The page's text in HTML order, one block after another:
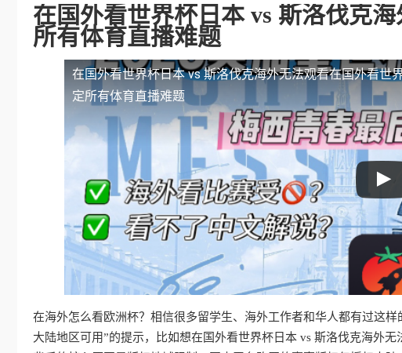
在国外看世界杯日本 vs 斯洛伐克
所有体育直播难题
在国外看世界杯日本 vs 斯洛伐克海外无法观看在国外看世
定所有体育直播难题
在海外怎么看欧洲杯？相信很多留学生、海外工作者和华人都有过这
大陆地区可用”的提示，比如想在国外看世界杯日本 vs 斯洛伐克海外